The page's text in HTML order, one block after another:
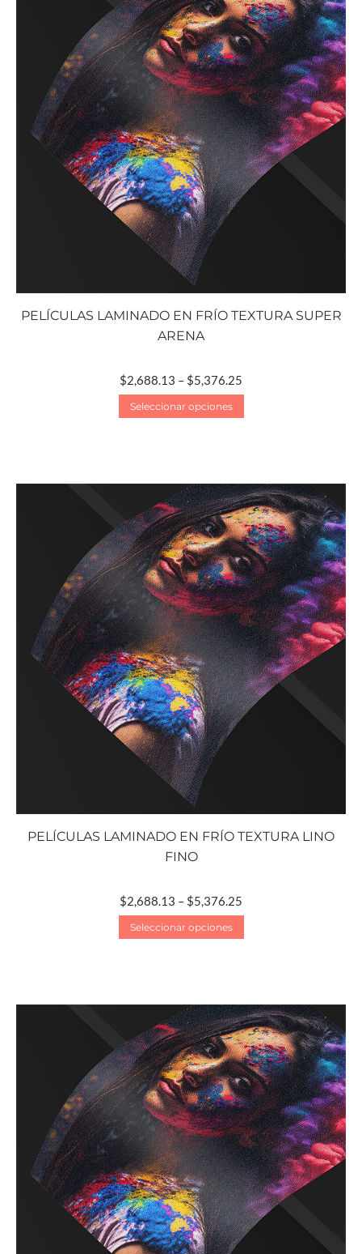
PELÍCULAS LAMINADO EN FRÍO TEXTURA SUPER
ARENA
$2,688.13 – $5,376.25
Seleccionar opciones
PELÍCULAS LAMINADO EN FRÍO TEXTURA LINO
FINO
$2,688.13 – $5,376.25
Seleccionar opciones